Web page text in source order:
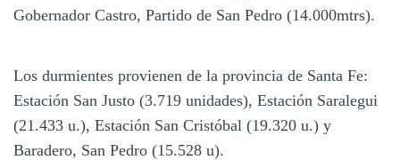
Gobernador Castro, Partido de San Pedro (14.000mtrs).
Los durmientes provienen de la provincia de Santa Fe:
Estación San Justo (3.719 unidades), Estación Saralegui
(21.433 u.), Estación San Cristóbal (19.320 u.) y
Baradero, San Pedro (15.528 u).